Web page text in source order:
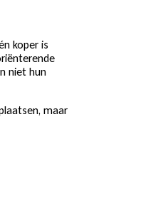
koper is
niet hun
maar